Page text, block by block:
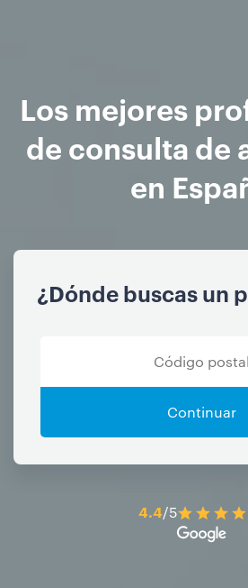
Los mejores
de consulta de
en
¿Dónde buscas un
Continuar
4.4/5